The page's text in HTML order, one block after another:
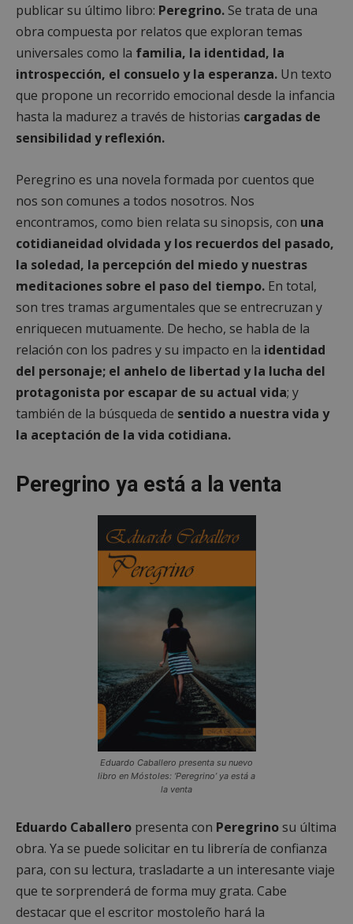
publicar su último libro: Peregrino. Se trata de una
obra compuesta por relatos que exploran temas
universales como la familia, la identidad, la
introspección, el consuelo y la esperanza. Un texto
que propone un recorrido emocional desde la infancia
hasta la madurez a través de historias cargadas de
sensibilidad y reflexión.
Peregrino es una novela formada por cuentos que
nos son comunes a todos nosotros. Nos
encontramos, como bien relata su sinopsis, con una
cotidianeidad olvidada y los recuerdos del pasado,
la soledad, la percepción del miedo y nuestras
meditaciones sobre el paso del tiempo. En total,
son tres tramas argumentales que se entrecruzan y
enriquecen mutuamente. De hecho, se habla de la
relación con los padres y su impacto en la identidad
del personaje; el anhelo de libertad y la lucha del
protagonista por escapar de su actual vida; y
también de la búsqueda de sentido a nuestra vida y
la aceptación de la vida cotidiana.
Peregrino ya está a la venta
Eduardo Caballero presenta su nuevo
libro en Móstoles: ‘Peregrino’ ya está a
la venta
Eduardo Caballero presenta con Peregrinosu última
obra. Ya se puede solicitar en tu librería de confianza
para, con su lectura, trasladarte a un interesante viaje
que te sorprenderá de forma muy grata. Cabe
destacar que el escritor mostoleño hará la